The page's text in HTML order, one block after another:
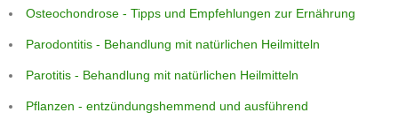
Osteochondrose - Tipps und Empfehlungen zur Ernährung
Parodontitis - Behandlung mit natürlichen Heilmitteln
Parotitis - Behandlung mit natürlichen Heilmitteln
Pflanzen - entzündungshemmend und ausführend